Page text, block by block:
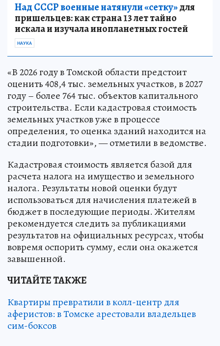
Над СССР военные натянули «сетку»для
пришельцев: как страна 13 лет тайно
искала и изучала инопланетных гостей
НАУКА
«В 2026 году в Томской области предстоит
оценить 408,4 тыс. земельных участков, в 2027
году – более 764 тыс. объектов капитального
строительства. Если кадастровая стоимость
земельных участков уже в процессе
определения, то оценка зданий находится на
стадии подготовки», — отметили в ведомстве.
Кадастровая стоимость является базой для
расчета налога на имущество и земельного
налога. Результаты новой оценки будут
использоваться для начисления платежей в
бюджет в последующие периоды. Жителям
рекомендуется следить за публикациями
результатов на официальных ресурсах, чтобы
вовремя оспорить сумму, если она окажется
завышенной.
ЧИТАЙТЕ ТАКЖЕ
Квартиры превратили в колл-центр для
аферистов: в Томске арестовали владельцев
сим-боксов